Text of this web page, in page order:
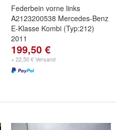
Federbein vorne links
A2123200538 Mercedes-Benz
E-Klasse Kombi (Typ:212)
2011
199,50 €
+ 22,50 € Versand